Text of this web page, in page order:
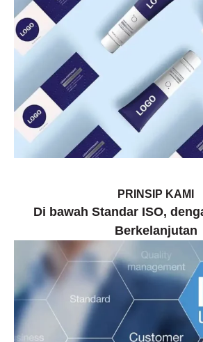
PRINSIP KAMI
Di bawah Standar ISO,
Berkelanjutan